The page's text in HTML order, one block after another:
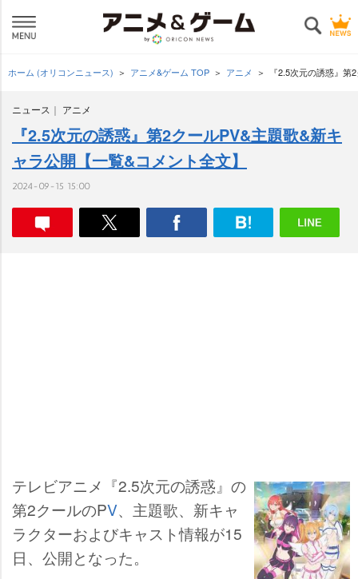
ホーム (オリコンニュース) アニメ&ゲーム TOP アニメ 『2.5次元の誘惑』
ニュース アニメ
『2.5次元の誘惑』第2クールPV&主題歌&新キ
ャラ公開【一覧&コメント全文】
2024-09-15 15:00
テレビアニメ『2.5次元の誘惑』の
第2クールのPV、主題歌、新キャ
ラクターおよびキャスト情報が15
日、公開となった。